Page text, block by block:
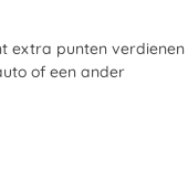
extra punten verdienen
of een ander